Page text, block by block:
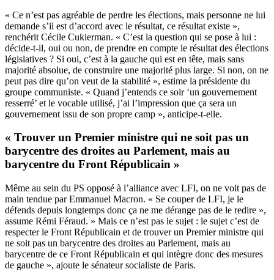
« Ce n’est pas agréable de perdre les élections, mais personne ne lui
demande s’il est d’accord avec le résultat, ce résultat existe »,
renchérit Cécile Cukierman. « C’est la question qui se pose à lui :
décide-t-il, oui ou non, de prendre en compte le résultat des élections
législatives ? Si oui, c’est à la gauche qui est en tête, mais sans
majorité absolue, de construire une majorité plus large. Si non, on ne
peut pas dire qu’on veut de la stabilité », estime la présidente du
groupe communiste. « Quand j’entends ce soir ‘un gouvernement
resserré’ et le vocable utilisé, j’ai l’impression que ça sera un
gouvernement issu de son propre camp », anticipe-t-elle.
« Trouver un Premier ministre qui ne soit pas un
barycentre des droites au Parlement, mais au
barycentre du Front Républicain »
Même au sein du PS opposé à l’alliance avec LFI, on ne voit pas de
main tendue par Emmanuel Macron. « Se couper de LFI, je le
défends depuis longtemps donc ça ne me dérange pas de le redire »,
assume Rémi Féraud. » Mais ce n’est pas le sujet : le sujet c’est de
respecter le Front Républicain et de trouver un Premier ministre qui
ne soit pas un barycentre des droites au Parlement, mais au
barycentre de ce Front Républicain et qui intègre donc des mesures
de gauche », ajoute le sénateur socialiste de Paris.